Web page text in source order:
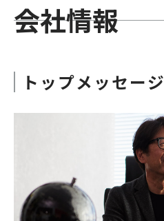
会社情報
トップメッセージ